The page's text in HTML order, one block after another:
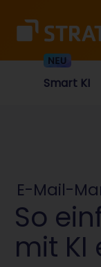
Smart KI
E-Mail-
So
mit KI